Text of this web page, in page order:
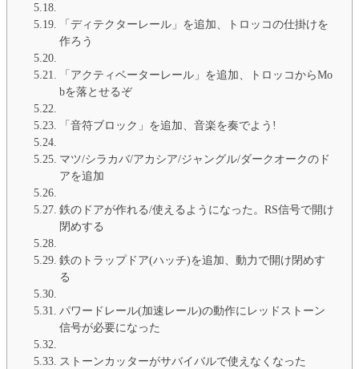
「ディテクターレール」を追加、トロッコの仕掛けを
作ろう
「アクティベーターレール」を追加、トロッコからMo
bを落とせるぞ
「音符ブロック」を追加、音楽を奏でよう!
マツ/シラカバ/アカシア/ジャングル/ダークオークのド
アを追加
鉄のドアが作れる/使えるようになった。RS信号で開け
閉めする
鉄のトラップドア(ハッチ)を追加、動力で開け閉めす
る
パワードレール(加速レール)の動作にレッドストーン
信号が必要になった
ストーンカッターがサバイバルで使えなくなった